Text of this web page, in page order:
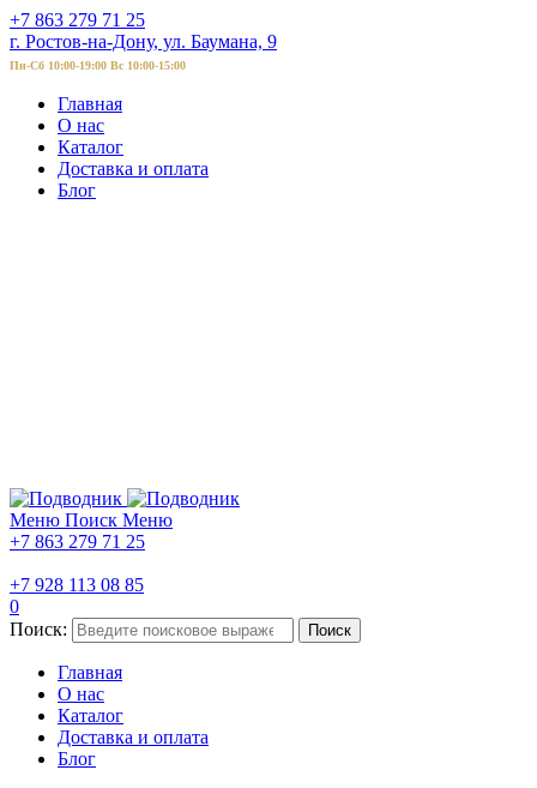
+7 863 279 71 25
г. Ростов-на-Дону, ул. Баумана, 9
Пн-Сб 10:00-19:00 Вс 10:00-15:00
Главная
О нас
Каталог
Доставка и оплата
Блог
Меню Поиск Меню
+7 863 279 71 25
+7 928 113 08 85
0
Поиск:
Поиск
Главная
О нас
Каталог
Доставка и оплата
Блог